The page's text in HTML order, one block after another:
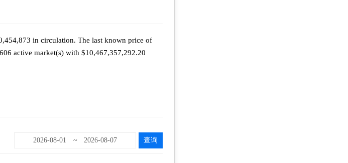
in circulation. The last known price of
active market(s) with $10,467,357,292.20
~